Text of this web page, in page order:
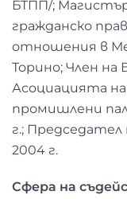
БТПП/;
гражданско
отношения в
Торино; Член
Асоциацията
промишлени
г.; Председател
2004 г.
Сфера на